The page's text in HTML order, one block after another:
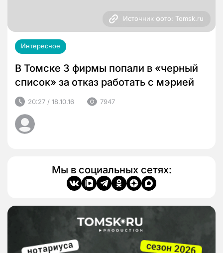
Источник фото: Tomsk.ru
Интересное
В Томске 3 фирмы попали в «черный
список» за отказ работать с мэрией
20:27 / 18.10.16 7947
Мы в социальных сетях: